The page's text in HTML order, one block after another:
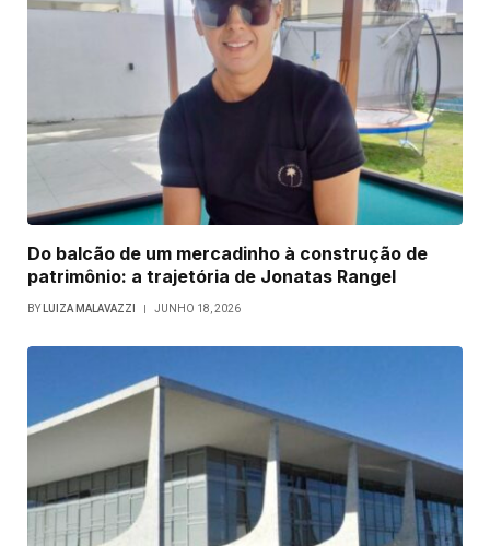
Do balcão de um mercadinho à construção de
patrimônio: a trajetória de Jonatas Rangel
BY LUIZA MALAVAZZI JUNHO 18, 2026